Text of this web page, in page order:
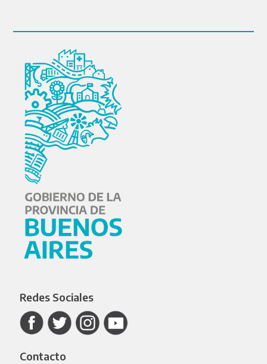
Redes Sociales
Contacto